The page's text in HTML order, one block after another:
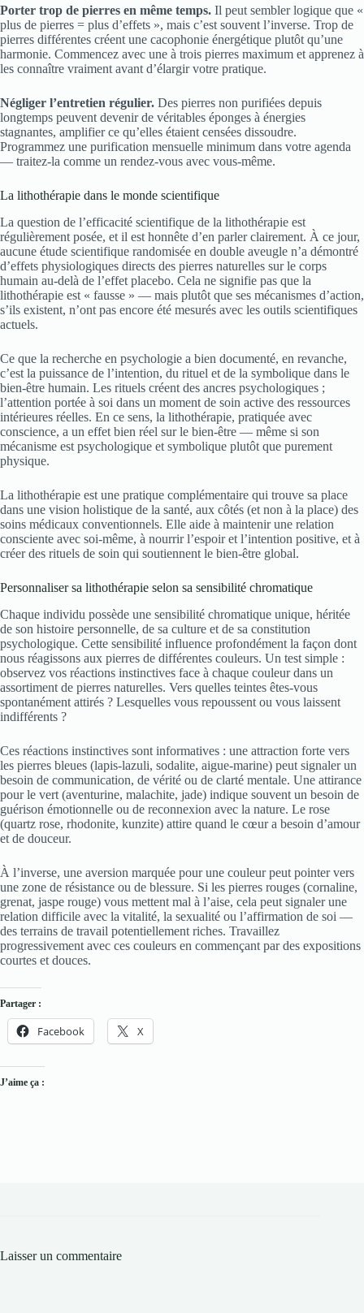
Porter trop de pierres en même temps. Il peut sembler logique que «
plus de pierres = plus d’effets », mais c’est souvent l’inverse. Trop de
pierres différentes créent une cacophonie énergétique plutôt qu’une
harmonie. Commencez avec une à trois pierres maximum et apprenez à
les connaître vraiment avant d’élargir votre pratique.
Négliger l’entretien régulier. Des pierres non purifiées depuis
longtemps peuvent devenir de véritables éponges à énergies
stagnantes, amplifier ce qu’elles étaient censées dissoudre.
Programmez une purification mensuelle minimum dans votre agenda
— traitez-la comme un rendez-vous avec vous-même.
La lithothérapie dans le monde scientifique
La question de l’efficacité scientifique de la lithothérapie est
régulièrement posée, et il est honnête d’en parler clairement. À ce jour,
aucune étude scientifique randomisée en double aveugle n’a démontré
d’effets physiologiques directs des pierres naturelles sur le corps
humain au-delà de l’effet placebo. Cela ne signifie pas que la
lithothérapie est « fausse » — mais plutôt que ses mécanismes d’action,
s’ils existent, n’ont pas encore été mesurés avec les outils scientifiques
actuels.
Ce que la recherche en psychologie a bien documenté, en revanche,
c’est la puissance de l’intention, du rituel et de la symbolique dans le
bien-être humain. Les rituels créent des ancres psychologiques ;
l’attention portée à soi dans un moment de soin active des ressources
intérieures réelles. En ce sens, la lithothérapie, pratiquée avec
conscience, a un effet bien réel sur le bien-être — même si son
mécanisme est psychologique et symbolique plutôt que purement
physique.
La lithothérapie est une pratique complémentaire qui trouve sa place
dans une vision holistique de la santé, aux côtés (et non à la place) des
soins médicaux conventionnels. Elle aide à maintenir une relation
consciente avec soi-même, à nourrir l’espoir et l’intention positive, et à
créer des rituels de soin qui soutiennent le bien-être global.
Personnaliser sa lithothérapie selon sa sensibilité chromatique
Chaque individu possède une sensibilité chromatique unique, héritée
de son histoire personnelle, de sa culture et de sa constitution
psychologique. Cette sensibilité influence profondément la façon dont
nous réagissons aux pierres de différentes couleurs. Un test simple :
observez vos réactions instinctives face à chaque couleur dans un
assortiment de pierres naturelles. Vers quelles teintes êtes-vous
spontanément attirés ? Lesquelles vous repoussent ou vous laissent
indifférents ?
Ces réactions instinctives sont informatives : une attraction forte vers
les pierres bleues (lapis-lazuli, sodalite, aigue-marine) peut signaler un
besoin de communication, de vérité ou de clarté mentale. Une attirance
pour le vert (aventurine, malachite, jade) indique souvent un besoin de
guérison émotionnelle ou de reconnexion avec la nature. Le rose
(quartz rose, rhodonite, kunzite) attire quand le cœur a besoin d’amour
et de douceur.
À l’inverse, une aversion marquée pour une couleur peut pointer vers
une zone de résistance ou de blessure. Si les pierres rouges (cornaline,
grenat, jaspe rouge) vous mettent mal à l’aise, cela peut signaler une
relation difficile avec la vitalité, la sexualité ou l’affirmation de soi —
des terrains de travail potentiellement riches. Travaillez
progressivement avec ces couleurs en commençant par des expositions
courtes et douces.
Partager :
Facebook X
J’aime ça :
Laisser un commentaire